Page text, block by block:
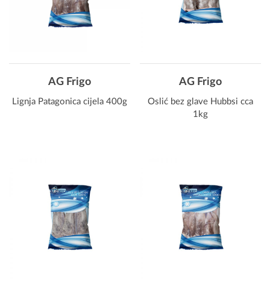
AG Frigo
Lignja Patagonica cijela 400g
AG Frigo
Oslić bez glave Hubbsi cca
1kg